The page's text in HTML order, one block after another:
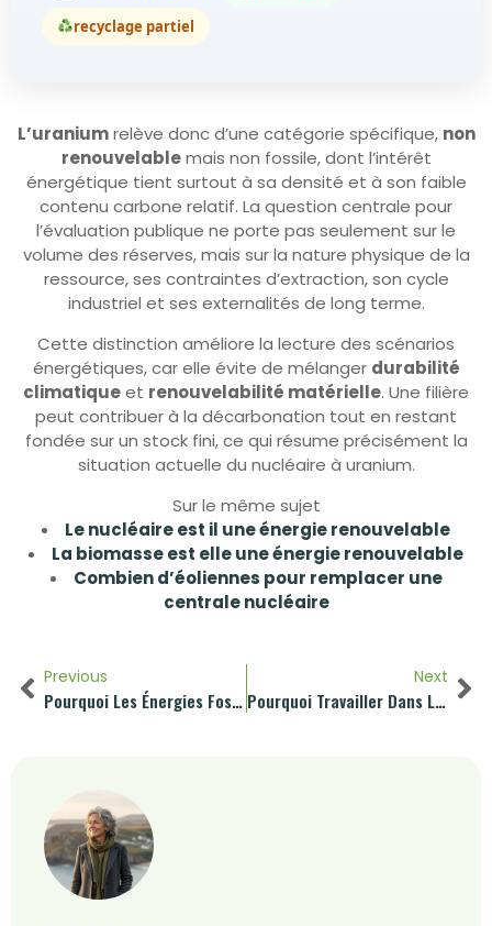
recyclage partiel
L’uraniumrelève donc d’une catégorie spécifique, non
renouvelablemais non fossile, dont l’intérêt
énergétique tient surtout à sa densité et à son faible
contenu carbone relatif. La question centrale pour
l’évaluation publique ne porte pas seulement sur le
volume des réserves, mais sur la nature physique de la
ressource, ses contraintes d’extraction, son cycle
industriel et ses externalités de long terme.
Cette distinction améliore la lecture des scénarios
énergétiques, car elle évite de mélanger durabilité
climatiqueet renouvelabilité matérielle. Une filière
peut contribuer à la décarbonation tout en restant
fondée sur un stock fini, ce qui résume précisément la
situation actuelle du nucléaire à uranium.
Sur le même sujet
Le nucléaire est il une énergie renouvelable
La biomasse est elle une énergie renouvelable
Combien d’éoliennes pour remplacer une
centrale nucléaire
Previous
Pourquoi Les Énergies Fossiles Sont Non Renouvelables
Next
Pourquoi Travailler Dans Les Énergies Renouvelables